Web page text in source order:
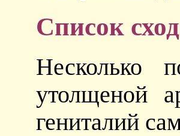
Список
Несколько
утолщеной
гениталий